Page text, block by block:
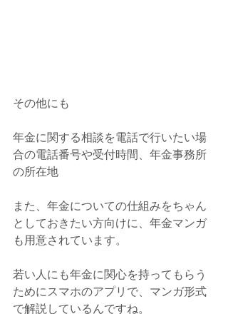
その他にも
年金に関する相談を電話で行いたい場
合の電話番号や受付時間、年金事務所
の所在地
また、年金についての仕組みをちゃん
としておきたい方向けに、年金マンガ
も用意されています。
若い人にも年金に関心を持ってもらう
ためにスマホのアプリで、マンガ形式
で解説しているんですね。